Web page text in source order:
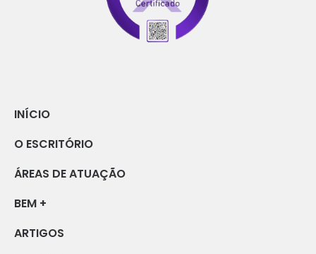
INÍCIO
O ESCRITÓRIO
ÁREAS DE ATUAÇÃO
BEM +
ARTIGOS